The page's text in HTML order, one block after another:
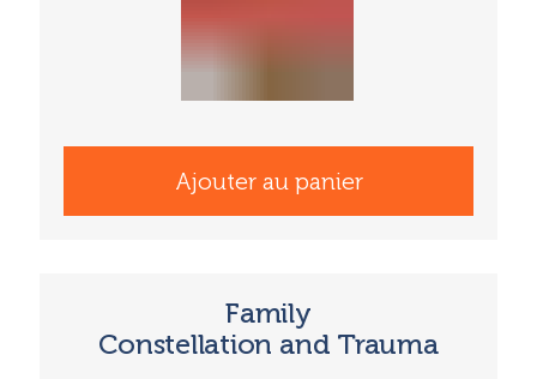
Ajouter au panier
Family
Constellation and Trauma